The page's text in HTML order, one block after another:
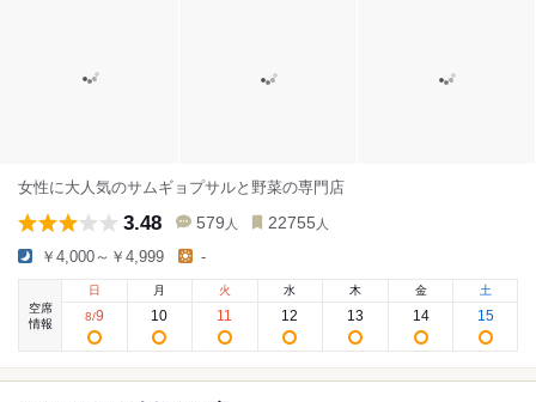
女性に大人気のサムギョプサルと野菜の専門店
3.48 579 人 22755 人
￥4,000～￥4,999 -
空席
情報
日
8/9
月
10
火
11
水
12
木
13
金
14
土
15